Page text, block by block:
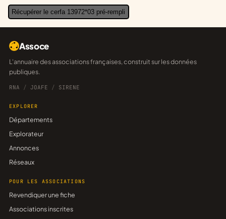
Récupérer le cerfa 13972*03 pré-rempli
Assoce
L'annuaire des associations françaises, construit sur les données
publiques.
RNA / JOAFE / SIRENE
EXPLORER
Départements
Explorateur
Annonces
Réseaux
POUR LES ASSOCIATIONS
Revendiquer une fiche
Associations inscrites